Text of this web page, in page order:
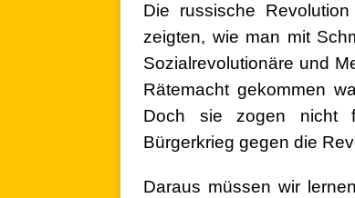
Die russische
zeigten, wie man mit
Sozialrevolutionäre und
Rätemacht gekommen
Doch sie zogen nicht
Bürgerkrieg gegen die
Daraus müssen wir